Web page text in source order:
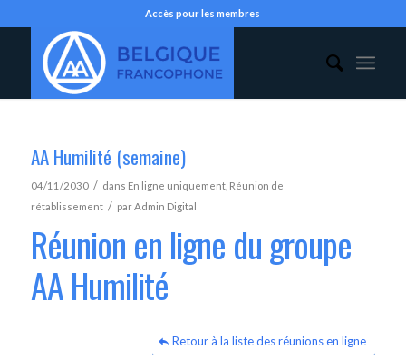
Accès pour les membres
AA Humilité (semaine)
04/11/2030 / dans En ligne uniquement, Réunion de
rétablissement / parAdmin Digital
Réunion en ligne du groupe
AA Humilité
Retour à la liste des réunions en ligne